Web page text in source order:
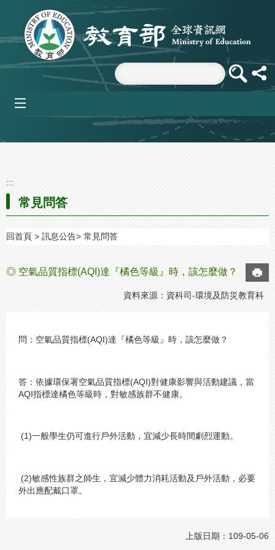
跳到主要內容區塊
:::
常見問答
回首頁 訊息公告 常見問答
◎ 空氣品質指標(AQI)達『橘色等級』時，該怎麼做？
資料來源：資科司-環境及防災教育科
問：空氣品質指標(AQI)達『橘色等級』時，該怎麼做？
答：依據環保署空氣品質指標(AQI)對健康影響與活動建議，當
AQI指標達橘色等級時，對敏感族群不健康。
(1)一般學生仍可進行戶外活動，宜減少長時間劇烈運動。
(2)敏感性族群之師生，宜減少體力消耗活動及戶外活動，必要
外出應配戴口罩。
上版日期：109-05-06